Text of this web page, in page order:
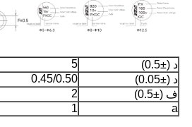
د (±0.5) 5
د (±0.05)
0.45/0.50
ف (±0.5)
2
a
1